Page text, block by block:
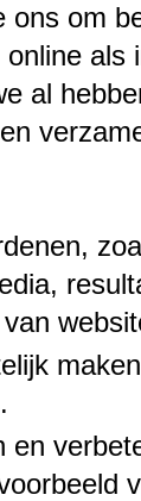
ons om
als
al
en